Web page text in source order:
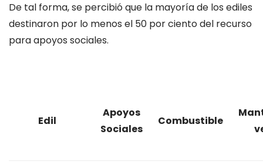
De tal forma, se percibió que la mayoría de los ediles
destinaron por lo menos el 50 por ciento del recurso
para apoyos sociales.
Edil
Apoyos
Sociales
Combustible